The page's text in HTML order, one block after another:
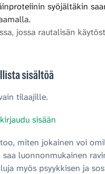
syöjältäkin
jossa rautalisän
sisältöä
tilaajille.
kirjaudu sisään
miten jokainen voi
luonnonmukainen
myös psyykkisen ja